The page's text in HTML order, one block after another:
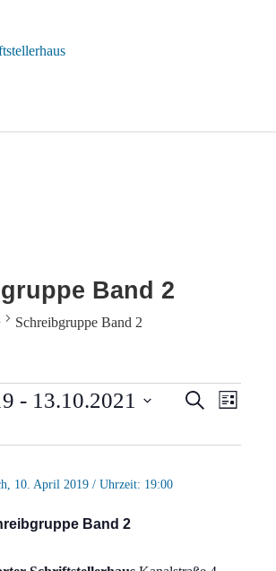
Band 2
Schreibgruppe Band 2
SucheListe
- 13.10.2021
Band 2
10. April 2019 / Uhrzeit: 19:00